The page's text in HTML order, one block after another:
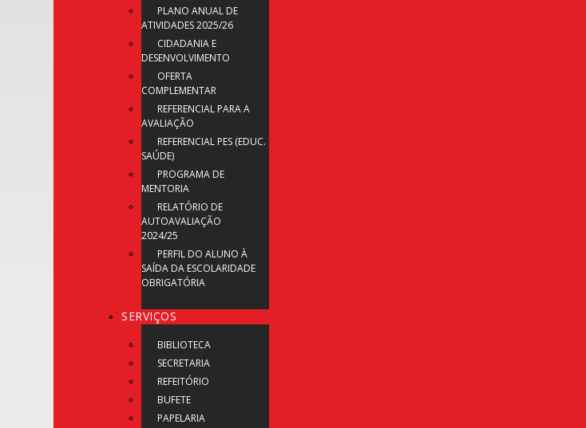
PLANO ANUAL DE
ATIVIDADES 2025/26
CIDADANIA E
DESENVOLVIMENTO
OFERTA
COMPLEMENTAR
REFERENCIAL PARA A
AVALIAÇÃO
REFERENCIAL PES (EDUC.
SAÚDE)
PROGRAMA DE
MENTORIA
RELATÓRIO DE
AUTOAVALIAÇÃO
2024/25
PERFIL DO ALUNO À
SAÍDA DA ESCOLARIDADE
OBRIGATÓRIA
SERVIÇOS
BIBLIOTECA
SECRETARIA
REFEITÓRIO
BUFETE
PAPELARIA